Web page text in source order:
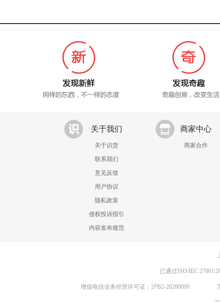
关于我们
关于识货
联系我们
意见反馈
用户协议
隐私政策
侵权投诉指引
内容发布规范
商家中心
商家合作
已通过ISO/IEC
增值电信业务经营许可证：沪B2-20200099